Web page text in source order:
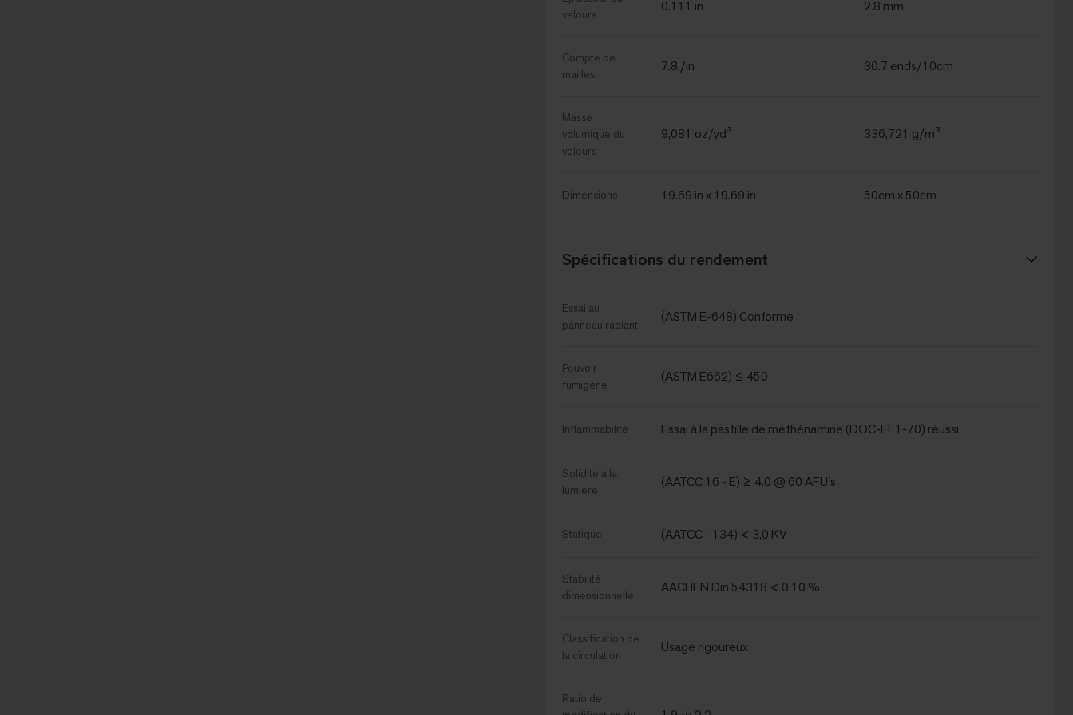
velours
0.111 in 2.8 mm
Compte de
mailles
7.8 /in 30.7 ends/10cm
Masse
volumique du
velours
9,081 oz/yd³ 336,721 g/m³
Dimensions 19.69 in x 19.69 in 50cm x 50cm
Spécifications du rendement
Essai au
panneau radiant
(ASTM E-648) Conforme
Pouvoir
fumigène
(ASTM E662) ≤ 450
Inflammabilité Essai à la pastille de méthénamine (DOC-FF1-70) réussi
Solidité à la
lumière
(AATCC 16 - E) ≥ 4.0 @ 60 AFU's
Statique (AATCC - 134) < 3,0 KV
Stabilité
dimensionnelle
AACHEN Din 54318 < 0.10 %
Classification de
la circulation
Usage rigoureux
Ratio de